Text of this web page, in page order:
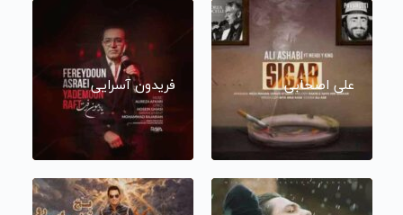
علی اصحابی فریدون آسرایی